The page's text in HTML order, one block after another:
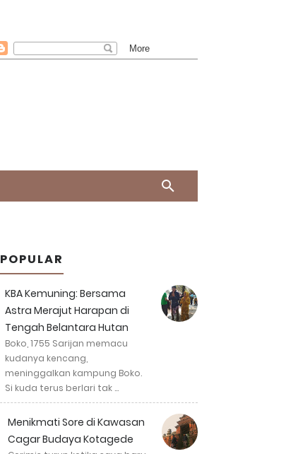
POPULAR
KBA Kemuning: Bersama
Astra Merajut Harapan di
Tengah Belantara Hutan
Boko, 1755 Sarijan memacu
kudanya kencang,
meninggalkan kampung Boko.
Si kuda terus berlari tak …
Menikmati Sore di Kawasan
Cagar Budaya Kotagede